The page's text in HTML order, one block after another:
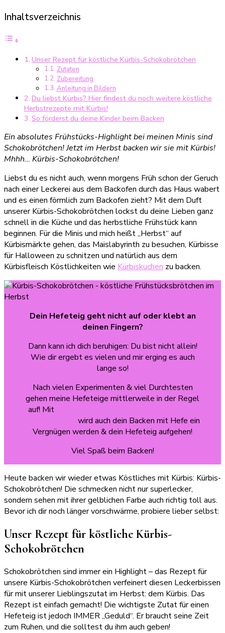
Inhaltsverzeichnis
Unser Rezept für köstliche Kürbis-Schokobrötchen
Zutaten
Zubereitung
Anleitung in Bildern
Du liebst Kürbis? Hier findest du noch weitere köstliche
Herbstrezepte mit Kürbis!
So förderst du deine Kinder beim Backen
Ein absolutes Frühstücks-Highlight bei meinen Minis sind
Schokobrötchen! Jetzt im Herbst backen wir sie mit Kürbis!
Mhhh… Kürbis-Schokobrötchen!
Liebst du es nicht auch, wenn morgens Früh schon der Geruch
nach einer Leckerei aus dem Backofen durch das Haus wabert
und es einen förmlich zum Backofen zieht? Mit dem Duft
unserer Kürbis-Schokobrötchen lockst du deine Lieben ganz
schnell in die Küche und das herbstliche Frühstück kann
beginnen. Für die Minis und mich heißt „Herbst“ auf
Kürbismärkte gehen, das Maislabyrinth zu besuchen, Kürbisse
für Halloween zu schnitzen und natürlich aus dem
Kürbisfleisch Köstlichkeiten wie Kürbiskuchen zu backen.
Dein Hefeteig geht nicht auf oder klebt an
deinen Fingern?
Dann kann ich dich beruhigen: Du bist nicht allein!
Wie dir ergebt es vielen und mir erging es auch
lange so!
Nach vielen Experimenten & viel Durchtesten
gehen meine Hefeteige mittlerweile in der Regel
auf! Mitmeine Tipps & Tricks für das Backen
wird auch dein Backen mit Hefe ein
Vergnügen werden & dein Hefeteig aufgehen!
Viel Spaß beim Backen!
Heute backen wir wieder etwas Köstliches mit Kürbis: Kürbis-
Schokobrötchen! Die schmecken nicht nur superlecker,
sondern sehen mit ihrer gelblichen Farbe auch richtig toll aus.
Bevor ich dir noch länger vorschwärme, probiere lieber selbst:
Unser Rezept für köstliche Kürbis-
Schokobrötchen
Schokobrötchen sind immer ein Highlight – das Rezept für
unsere Kürbis-Schokobrötchen verfeinert diesen Leckerbissen
für mit unserer Lieblingszutat im Herbst: dem Kürbis. Das
Rezept ist einfach gemacht! Die wichtigste Zutat für einen
Hefeteig ist jedoch IMMER „Geduld“. Er braucht seine Zeit
zum Ruhen, und die solltest du ihm auch geben!